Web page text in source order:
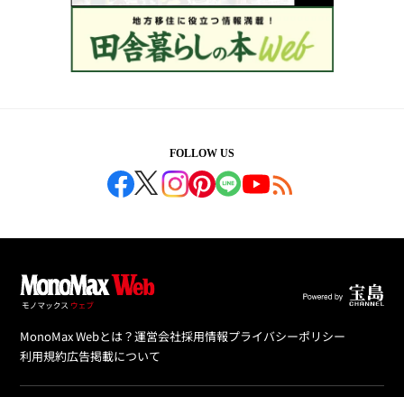
FOLLOW US
MonoMax Webとは？運営会社採用情報プライバシーポリシー
利用規約広告掲載について